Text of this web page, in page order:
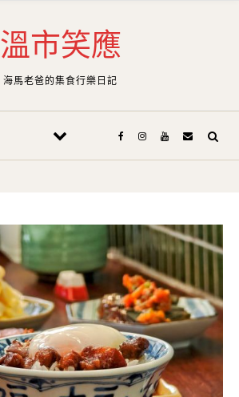
溫市笑應
海馬老爸的集食行樂日記